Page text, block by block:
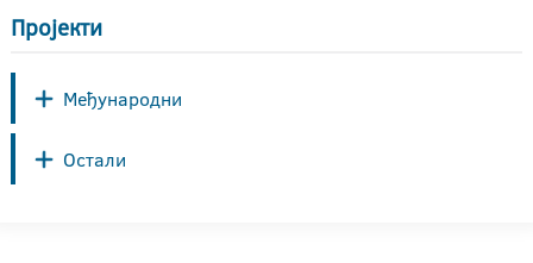
Пројекти
Међународни
Остали